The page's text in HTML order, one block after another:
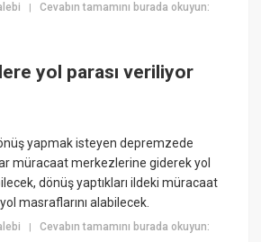
|Cevabın tamamını burada okuyun:
yol parası veriliyor
yapmak isteyen depremzede
müracaat merkezlerine giderek yol
dönüş yaptıkları ildeki müracaat
masraflarını alabilecek.
|Cevabın tamamını burada okuyun: